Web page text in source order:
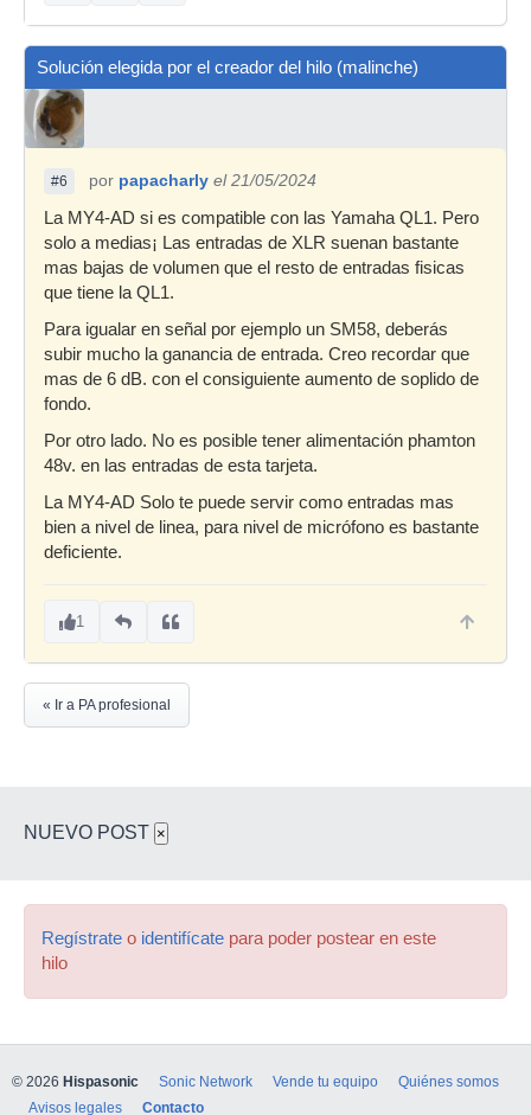
Solución elegida por el creador del hilo (malinche)
#6 por papacharly el 21/05/2024
La MY4-AD si es compatible con las Yamaha QL1. Pero
solo a medias¡ Las entradas de XLR suenan bastante
mas bajas de volumen que el resto de entradas fisicas
que tiene la QL1.
Para igualar en señal por ejemplo un SM58, deberás
subir mucho la ganancia de entrada. Creo recordar que
mas de 6 dB. con el consiguiente aumento de soplido de
fondo.
Por otro lado. No es posible tener alimentación phamton
48v. en las entradas de esta tarjeta.
La MY4-AD Solo te puede servir como entradas mas
bien a nivel de linea, para nivel de micrófono es bastante
deficiente.
1
« Ir a PA profesional
NUEVO POST ×
Regístrate o identifícate para poder postear en este
hilo
© 2026 Hispasonic Sonic Network Vende tu equipo
Quiénes somos
Avisos legales
Contacto